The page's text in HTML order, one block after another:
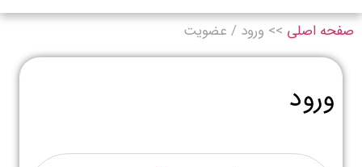
صفحه اصلی >> ورود / عضویت
ورود